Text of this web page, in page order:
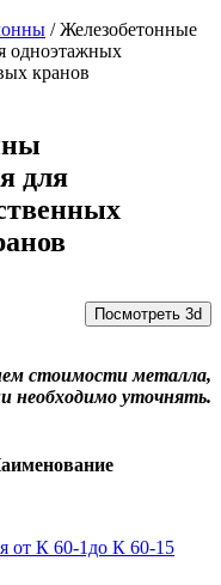
/Железобетонные
одноэтажных
кранов
для
Посмотреть 3d
стоимости металла,
необходимо уточнять.
от К 60-1до К 60-15